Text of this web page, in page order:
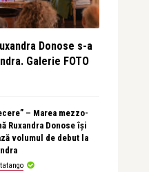
Donose s-a
Galerie FOTO
– Marea mezzo-
Ruxandra Donose își
volumul de debut la